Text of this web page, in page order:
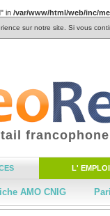
in /var/www/html/web/inc/
sur notre site. Si vous
L' EMPLOI
AMO CNIG